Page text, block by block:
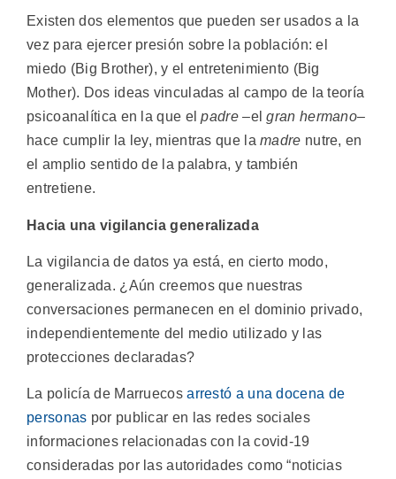
Existen dos elementos que pueden ser usados a la
vez para ejercer presión sobre la población: el
miedo (Big Brother), y el entretenimiento (Big
Mother). Dos ideas vinculadas al campo de la teoría
psicoanalítica en la que elpadre–elgran hermano–
hace cumplir la ley, mientras que lamadre nutre, en
el amplio sentido de la palabra, y también
entretiene.
Hacia una vigilancia generalizada
La vigilancia de datos ya está, en cierto modo,
generalizada. ¿Aún creemos que nuestras
conversaciones permanecen en el dominio privado,
independientemente del medio utilizado y las
protecciones declaradas?
La policía de Marruecosarrestó a una docena de
personas por publicar en las redes sociales
informaciones relacionadas con la covid-19
consideradas por las autoridades como “noticias